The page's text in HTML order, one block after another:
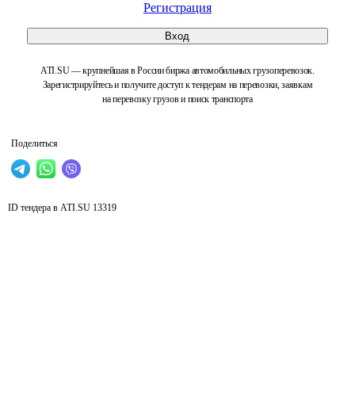
Регистрация
Вход
ATI.SU — крупнейшая в России биржа автомобильных грузоперевозок.
Зарегистрируйтесь и получите доступ к тендерам на перевозки, заявкам
на перевозку грузов и поиск транспорта
Поделиться
ID тендера в ATI.SU 13319